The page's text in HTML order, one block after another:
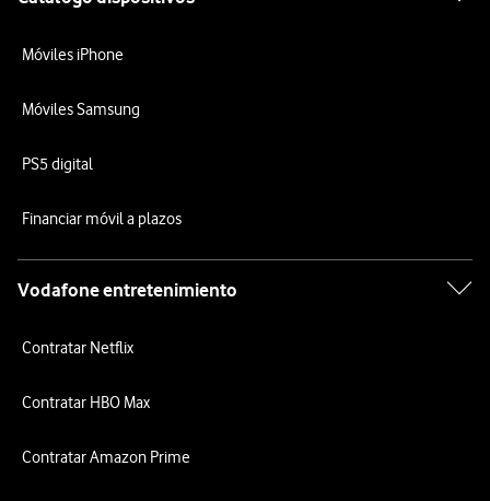
Móviles iPhone
Móviles Samsung
PS5 digital
Financiar móvil a plazos
Vodafone entretenimiento
Contratar Netflix
Contratar HBO Max
Contratar Amazon Prime